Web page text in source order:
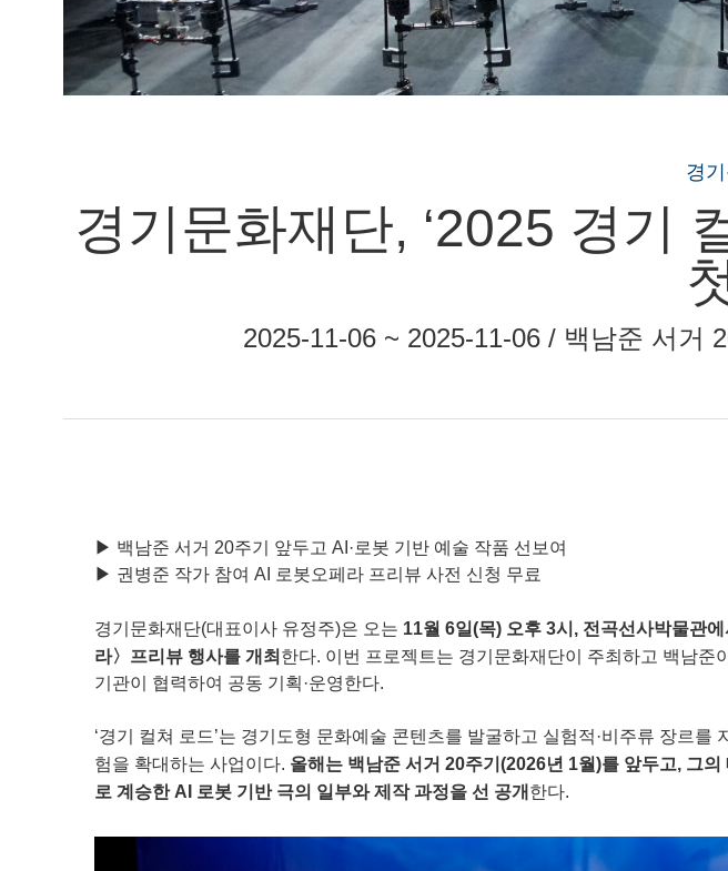
경
경기문화재단, ‘2025 경기
2025-11-06 ~ 2025-11-06 / 백남준 서거
▶ 백남준 서거 20주기 앞두고 AI·로봇 기반 예술 작품 선보여
▶ 권병준 작가 참여 AI 로봇오페라 프리뷰 사전 신청 무료
경기문화재단(대표이사 유정주)은 오는 11월 6일(목) 오후 3시, 전곡선사박물관
라〉프리뷰 행사를 개최 한다. 이번 프로젝트는 경기문화재단이 주최하고 백남준
기관이 협력하여 공동 기획·운영한다.
‘경기 컬쳐 로드’는 경기도형 문화예술 콘텐츠를 발굴하고 실험적·비주류 장르를
험을 확대하는 사업이다. 올해는 백남준 서거 20주기(2026년 1월)를 앞두고, 그
로 계승한 AI 로봇 기반 극의 일부와 제작 과정을 선 공개 한다.